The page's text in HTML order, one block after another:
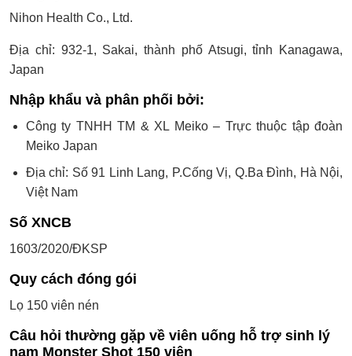
Nihon Health Co., Ltd.
Địa chỉ: 932-1, Sakai, thành phố Atsugi, tỉnh Kanagawa,
Japan
Nhập khẩu và phân phối bởi:
Công ty TNHH TM & XL Meiko – Trực thuộc tập đoàn
Meiko Japan
Địa chỉ: Số 91 Linh Lang, P.Cống Vị, Q.Ba Đình, Hà Nội,
Việt Nam
Số XNCB
1603/2020/ĐKSP
Quy cách đóng gói
Lọ 150 viên nén
Câu hỏi thường gặp về viên uống hỗ trợ sinh lý
nam Monster Shot 150 viên